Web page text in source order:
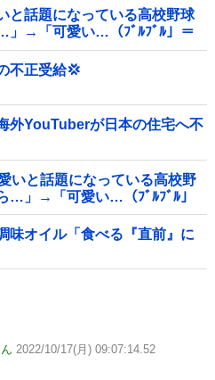
と話題になっている高校野球
」→「可愛い…（ﾌﾞﾙﾌﾞﾙ」＝
不正受給💢
外YouTuberが日本の住宅へ不
いと話題になっている高校野
…」→「可愛い…（ﾌﾞﾙﾌﾞﾙ」
味オイル「食べる『直前』に
2022/10/17(月) 09:07:14.52